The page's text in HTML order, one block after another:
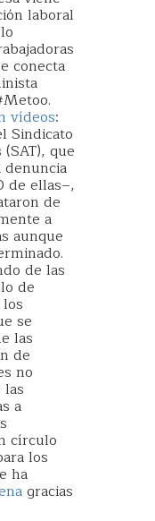
laboral
conecta
vídeos:
Sindicato
que
denuncia
de ellas–,
de
a
aunque
de las
de
se
las
de
no
a
círculo
los
ha
gracias